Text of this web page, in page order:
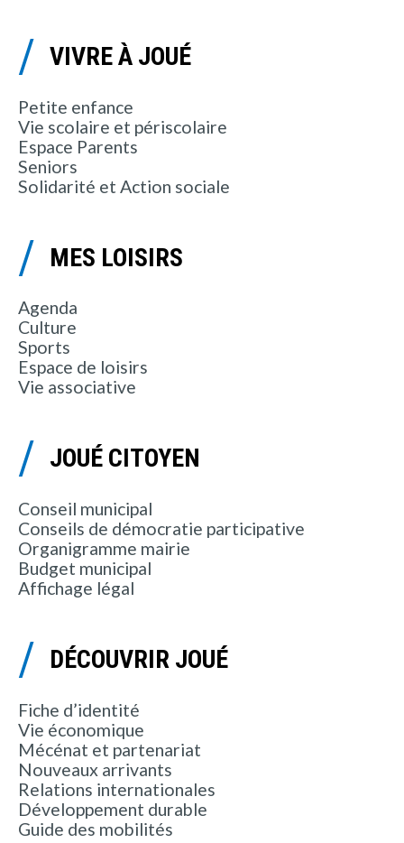
VIVRE À JOUÉ
Petite enfance
Vie scolaire et périscolaire
Espace Parents
Seniors
Solidarité et Action sociale
MES LOISIRS
Agenda
Culture
Sports
Espace de loisirs
Vie associative
JOUÉ CITOYEN
Conseil municipal
Conseils de démocratie participative
Organigramme mairie
Budget municipal
Affichage légal
DÉCOUVRIR JOUÉ
Fiche d’identité
Vie économique
Mécénat et partenariat
Nouveaux arrivants
Relations internationales
Développement durable
Guide des mobilités